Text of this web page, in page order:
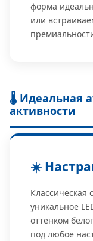
форма
или
🌡️ Идеальная
активности
☀️
Классическая
уникальное
оттенком
под любое